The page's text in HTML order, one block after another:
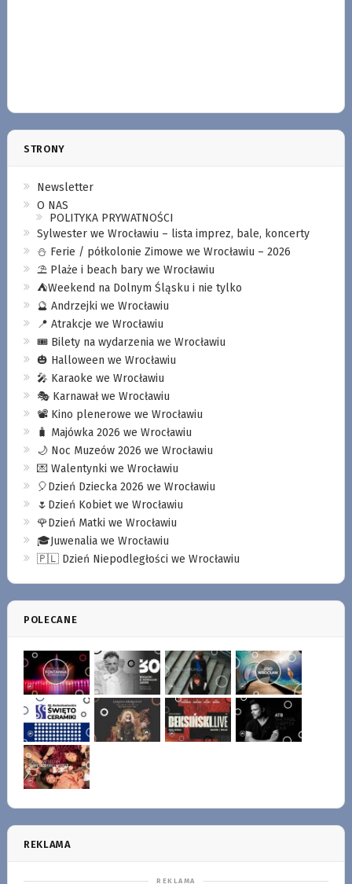
STRONY
Newsletter
O NAS
POLITYKA PRYWATNOŚCI
Sylwester we Wrocławiu – lista imprez, bale, koncerty
⛄️ Ferie / półkolonie Zimowe we Wrocławiu – 2026
⛱️ Plaże i beach bary we Wrocławiu
⛺️Weekend na Dolnym Śląsku i nie tylko
🔮 Andrzejki we Wrocławiu
📍 Atrakcje we Wrocławiu
🎟️ Bilety na wydarzenia we Wrocławiu
🎃 Halloween we Wrocławiu
🎤 Karaoke we Wrocławiu
🎭 Karnawał we Wrocławiu
📽️ Kino plenerowe we Wrocławiu
🧳 Majówka 2026 we Wrocławiu
🌙 Noc Muzeów 2026 we Wrocławiu
💌 Walentynki we Wrocławiu
🎈Dzień Dziecka 2026 we Wrocławiu
🌷Dzień Kobiet we Wrocławiu
🌹Dzień Matki we Wrocławiu
🎓Juwenalia we Wrocławiu
🇵🇱 Dzień Niepodległości we Wrocławiu
POLECANE
REKLAMA